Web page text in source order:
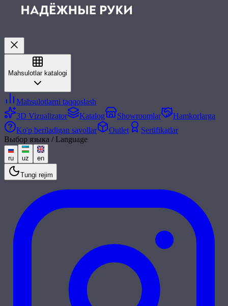
Mahsulotlar katalogi
Mahsulotlarni taqqoslash
3D Vizualizator
Katalog Showroomlar
Hamkorlarga
Ko'p beriladigan savollar
Outlet
Sertifikatlar
Выбор языка / Language
ru uz en
Tungi rejim